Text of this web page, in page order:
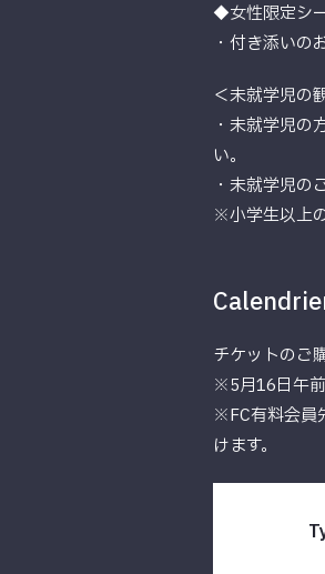
◆女性限定シ
・付き添いの
＜未就学児の
・未就学児の
い。
・未就学児の
※小学生以上
チケットのご
※5月16日午前
※FC有料会員
けます。